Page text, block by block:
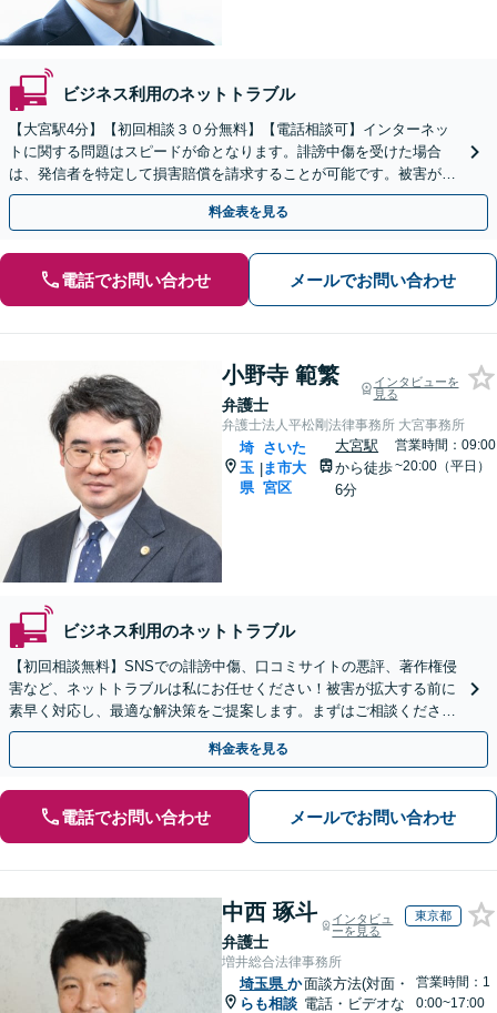
ビジネス利用のネットトラブル
【大宮駅4分】【初回相談３０分無料】【電話相談可】インターネッ
トに関する問題はスピードが命となります。誹謗中傷を受けた場合
は、発信者を特定して損害賠償を請求することが可能です。被害が広
がる前にご相談ください。【土曜・夜間対応】
料金表を見る
電話でお問い合わせ メールでお問い合わせ
小野寺 範繁
弁護士
インタビューを
見る
弁護士法人平松剛法律事務所 大宮事務所
埼
玉
県
|
さいた
ま市大
宮区
大宮駅
から徒歩
6分
営業時間：09:00
~20:00（平日）
ビジネス利用のネットトラブル
【初回相談無料】SNSでの誹謗中傷、口コミサイトの悪評、著作権侵
害など、ネットトラブルは私にお任せください！被害が拡大する前に
素早く対応し、最適な解決策をご提案します。まずはご相談ください
【電話・WEB相談可】【夜間や休日相談可】
料金表を見る
電話でお問い合わせ メールでお問い合わせ
中西 琢斗
弁護士
インタビュ
ーを見る
東京都
増井総合法律事務所
埼玉県 か
らも相談
面談方法(対面・
電話・ビデオな
営業時間：1
0:00~17:00